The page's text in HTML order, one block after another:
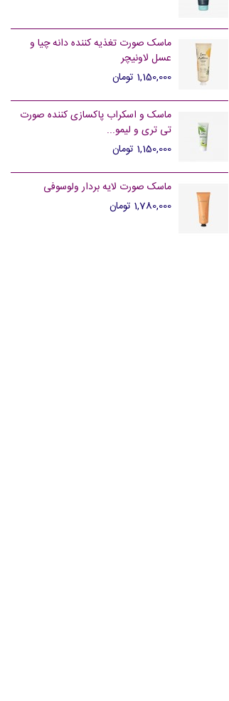
ماسک صورت تغذیه کننده دانه چیا و
عسل لاونیچر
1,150,000 تومان
ماسک و اسکراب پاکسازی کننده صورت
تی تری و لیمو...
1,150,000 تومان
ماسک صورت لایه بردار ولوسوفی
1,780,000 تومان